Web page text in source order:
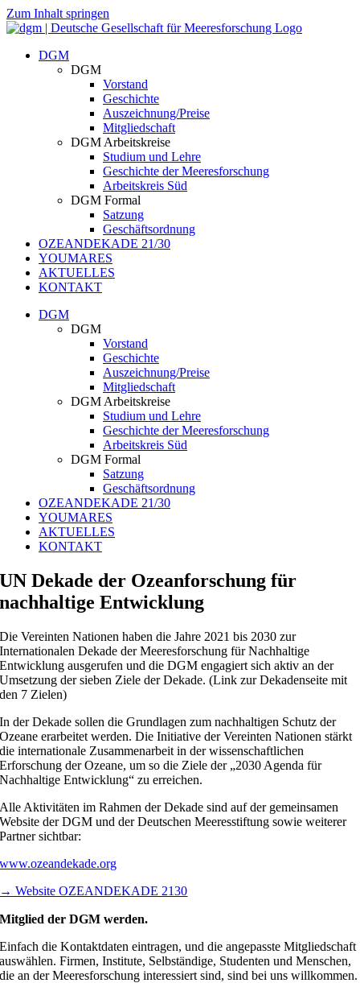
Zum Inhalt springen
DGM
DGM
Vorstand
Geschichte
Auszeichnung/Preise
Mitgliedschaft
DGM Arbeitskreise
Studium und Lehre
Geschichte der Meeresforschung
Arbeitskreis Süd
DGM Formal
Satzung
Geschäftsordnung
OZEANDEKADE 21/30
YOUMARES
AKTUELLES
KONTAKT
DGM
DGM
Vorstand
Geschichte
Auszeichnung/Preise
Mitgliedschaft
DGM Arbeitskreise
Studium und Lehre
Geschichte der Meeresforschung
Arbeitskreis Süd
DGM Formal
Satzung
Geschäftsordnung
OZEANDEKADE 21/30
YOUMARES
AKTUELLES
KONTAKT
UN Dekade der Ozeanforschung für
nachhaltige Entwicklung
Die Vereinten Nationen haben die Jahre 2021 bis 2030 zur
Internationalen Dekade der Meeresforschung für Nachhaltige
Entwicklung ausgerufen und die DGM engagiert sich aktiv an der
Umsetzung der sieben Ziele der Dekade. (Link zur Dekadenseite mit
den 7 Zielen)
In der Dekade sollen die Grundlagen zum nachhaltigen Schutz der
Ozeane erarbeitet werden. Die Initiative der Vereinten Nationen stärkt
die internationale Zusammenarbeit in der wissenschaftlichen
Erforschung der Ozeane, um so die Ziele der „2030 Agenda für
Nachhaltige Entwicklung“ zu erreichen.
Alle Aktivitäten im Rahmen der Dekade sind auf der gemeinsamen
Website der DGM und der Deutschen Meeresstiftung sowie weiterer
Partner sichtbar:
www.ozeandekade.org
→ Website OZEANDEKADE 2130
Mitglied der DGM werden.
Einfach die Kontaktdaten eintragen, und die angepasste Mitgliedschaft
auswählen. Firmen, Institute, Selbständige, Studenten und Menschen,
die an der Meeresforschung interessiert sind, sind bei uns willkommen.